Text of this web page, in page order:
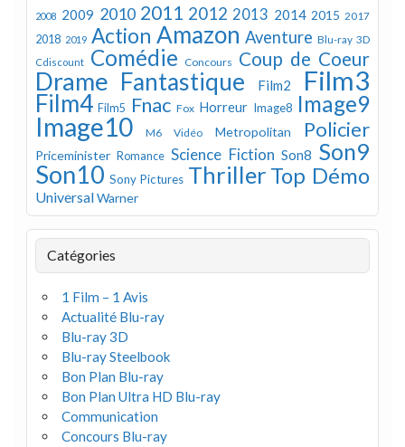
2008 2009 2010 2011 2012 2013 2014 2015 2017
2018 2019 Action Amazon Aventure Blu-ray 3D
Cdiscount Comédie Concours Coup de Coeur
Drame Fantastique Film2 Film3
Film4 Film5 Fnac Fox Horreur Image8 Image9
Image10 M6 Vidéo Metropolitan Policier
Priceminister Romance Science Fiction Son8 Son9
Son10 Sony Pictures Thriller Top Démo
UniversalWarner
Catégories
1 Film – 1 Avis
Actualité Blu-ray
Blu-ray 3D
Blu-ray Steelbook
Bon Plan Blu-ray
Bon Plan Ultra HD Blu-ray
Communication
Concours Blu-ray